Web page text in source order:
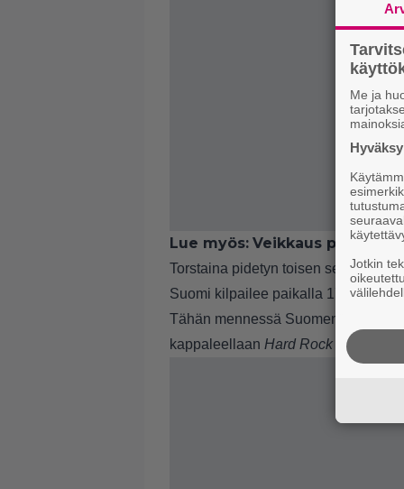
Lue myös: Veikkaus paljasti
Torstaina pidetyn toisen
Suomi kilpailee paikalla 17.
Tähän mennessä Suomen ainoan
kappaleellaan Hard Rock Hallelujah
Me ja
Jotkin